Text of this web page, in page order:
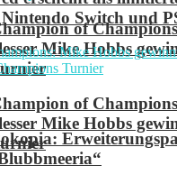
of
Mike Hobbs
Switch und
of
Mike Hobbs